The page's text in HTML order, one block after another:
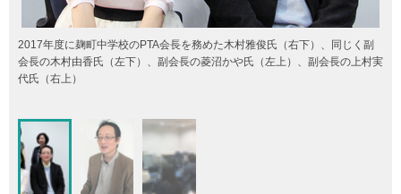
2017年度に麹町中学校のPTA会長を務めた木村雅俊氏（右下）、同じく副
会長の木村由香氏（左下）、副会長の菱沼かや氏（左上）、副会長の上村実
代氏（右上）